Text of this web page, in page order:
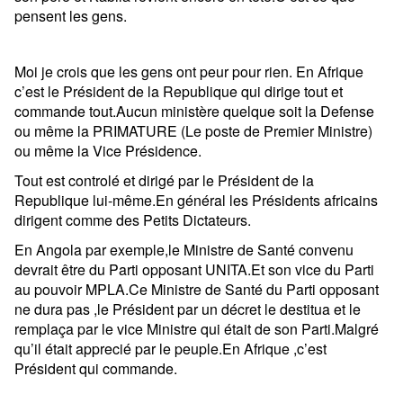
pensent les gens.
Moi je crois que les gens ont peur pour rien. En Afrique
c’est le Président de la Republique qui dirige tout et
commande tout.Aucun ministère quelque soit la Defense
ou même la PRIMATURE (Le poste de Premier Ministre)
ou même la Vice Présidence.
Tout est controlé et dirigé par le Président de la
Republique lui-même.En général les Présidents africains
dirigent comme des Petits Dictateurs.
En Angola par exemple,le Ministre de Santé convenu
devrait être du Parti opposant UNITA.Et son vice du Parti
au pouvoir MPLA.Ce Ministre de Santé du Parti opposant
ne dura pas ,le Président par un décret le destitua et le
remplaça par le vice Ministre qui était de son Parti.Malgré
qu’il était apprecié par le peuple.En Afrique ,c’est
Président qui commande.